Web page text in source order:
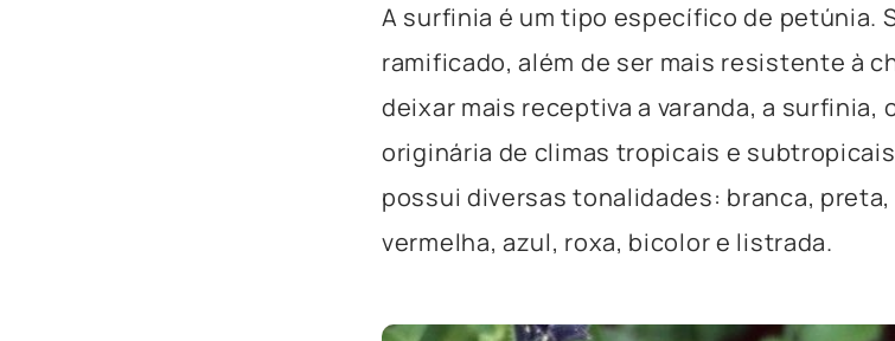
A surfinia é um tipo específico de petúnia.
ramificado, além de ser mais resistente à
deixar mais receptiva a varanda, a surfinia,
originária de climas tropicais e subtropicais
possui diversas tonalidades: branca, preta,
vermelha, azul, roxa, bicolor e listrada.